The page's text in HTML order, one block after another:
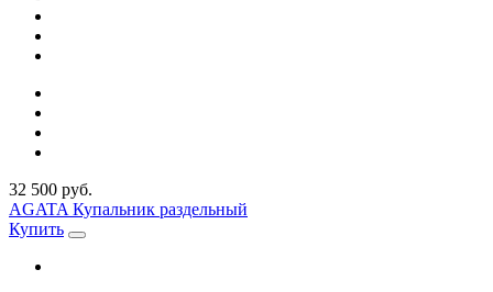
32 500 руб.
AGATA Купальник раздельный
Купить